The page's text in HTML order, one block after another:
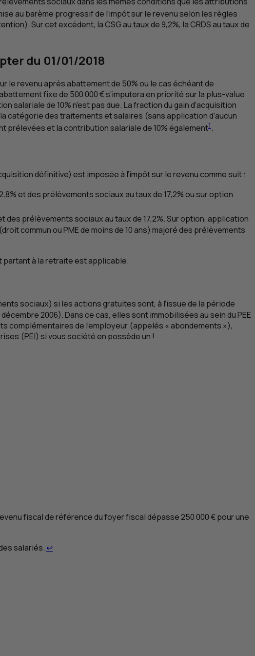
au barème progressif de l’impôt sur le revenu selon les règles
Sur cet excédent, laCSGau taux de 9,2%, laCRDSau taux de
du 01/01/2018
le revenu après abattement de 50% ou le cas échéant de
fixe de 500 000 € s’imputera en priorité sur la plus-value
salariale de 10% n’est pas due. La fraction du gain d’acquisition
catégorie des traitements et salaires (sans application d’aucun
prélevées et la contribution salariale de 10% également1.
définitive) est imposée à l’impôt sur le revenu comme suit :
et des prélèvements sociaux au taux de 17,2% ou sur option
des prélèvements sociaux au taux de 17,2%. Sur option, application
commun ouPMEde moins de 10 ans) majoré des prélèvements
partant à la retraite est applicable.
sociaux) si les actions gratuites sont, à l’issue de la période
2006). Dans ce cas, elles sont immobilisées au sein duPEE
complémentaires de l'employeur (appelés « abondements »),
(PEI) si vous société en possède un !
fiscal de référence du foyer fiscal dépasse 250 000 € pour une
salariés. ↩Retour au renvoi 2